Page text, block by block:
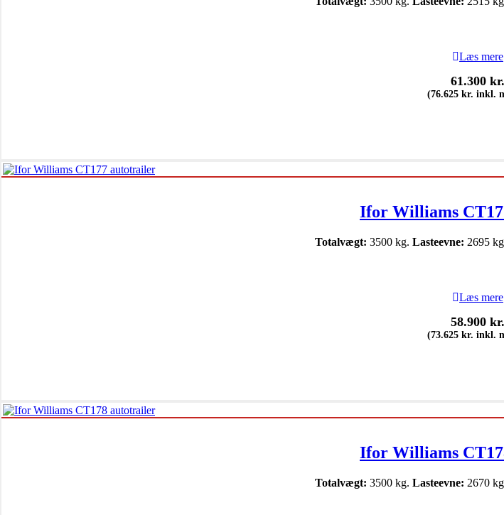
Læs mere
61.300 kr.
(76.625 kr. inkl.
Ifor Williams
Totalvægt: 3500 kg. Lasteevne: 2695
Læs mere
58.900 kr.
(73.625 kr. inkl.
Ifor Williams
Totalvægt: 3500 kg. Lasteevne: 2670